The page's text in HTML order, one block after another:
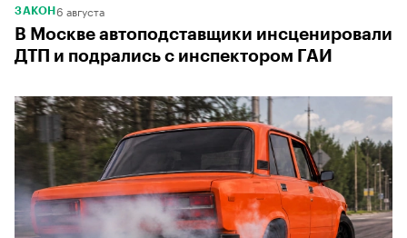
ЗАКОН 6 августа
В Москве автоподставщики инсценировали
ДТП и подрались с инспектором ГАИ